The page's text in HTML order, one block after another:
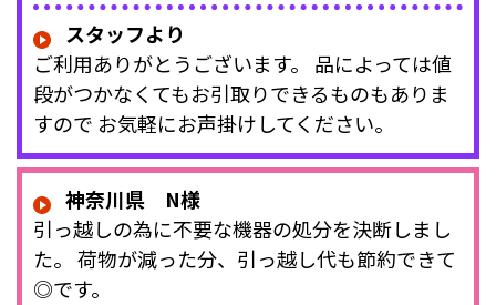
スタッフより
ご利用ありがとうございます。 品によっては値
段がつかなくてもお引取りできるものもありま
すので お気軽にお声掛けしてください。
神奈川県 N様
引っ越しの為に不要な機器の処分を決断しまし
た。 荷物が減った分、引っ越し代も節約できて
◎です。